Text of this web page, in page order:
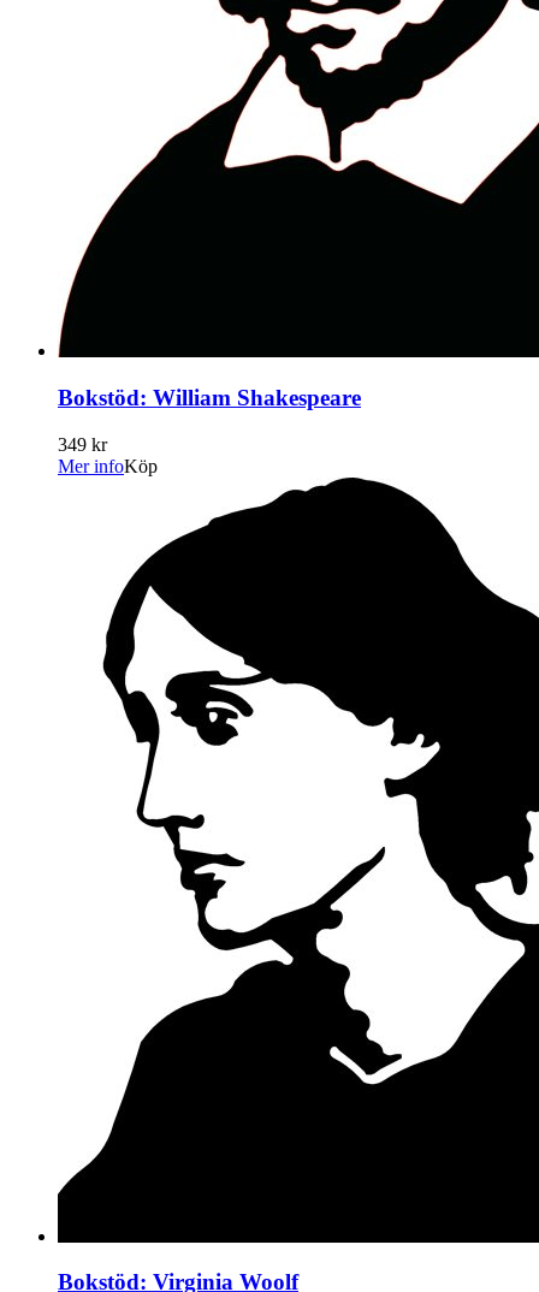
Bokstöd: William Shakespeare
349 kr
Mer infoKöp
Bokstöd: Virginia Woolf